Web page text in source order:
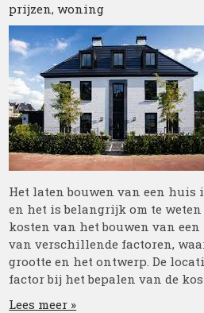
prijzen,woning
Het laten bouwen van een huis
en het is belangrijk om te weten
kosten van het bouwen van
van verschillende factoren,
grootte en het ontwerp. De
factor bij het bepalen van de
Lees meer »